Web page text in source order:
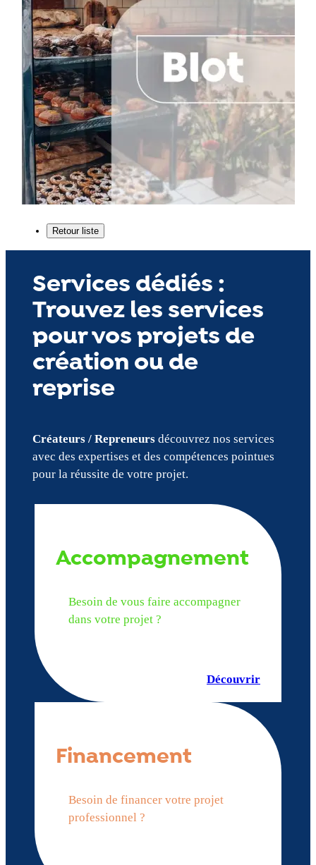
Services dédiés :
Trouvez les services
pour vos projets de
création ou de
reprise
Créateurs / Repreneursdécouvrez nos services
avec des expertises et des compétences pointues
pour la réussite de votre projet.
Accompagnement
Besoin de vous faire accompagner
dans votre projet ?
Découvrir
Financement
Besoin de financer votre projet
professionnel ?